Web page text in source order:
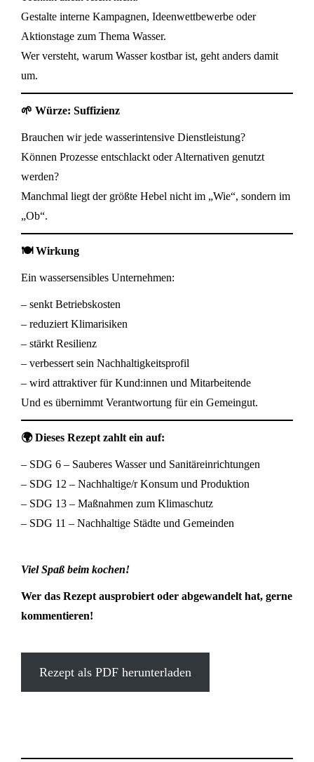
Gestalte interne Kampagnen, Ideenwettbewerbe oder
Aktionstage zum Thema Wasser.
Wer versteht, warum Wasser kostbar ist, geht anders damit
um.
🌱 Würze: Suffizienz
Brauchen wir jede wasserintensive Dienstleistung?
Können Prozesse entschlackt oder Alternativen genutzt
werden?
Manchmal liegt der größte Hebel nicht im „Wie“, sondern im
„Ob“.
🍽️ Wirkung
Ein wassersensibles Unternehmen:
– senkt Betriebskosten
– reduziert Klimarisiken
– stärkt Resilienz
– verbessert sein Nachhaltigkeitsprofil
– wird attraktiver für Kund:innen und Mitarbeitende
Und es übernimmt Verantwortung für ein Gemeingut.
🌍 Dieses Rezept zahlt ein auf:
– SDG 6 – Sauberes Wasser und Sanitäreinrichtungen
– SDG 12 – Nachhaltige/r Konsum und Produktion
– SDG 13 – Maßnahmen zum Klimaschutz
– SDG 11 – Nachhaltige Städte und Gemeinden
Viel Spaß beim kochen!
Wer das Rezept ausprobiert oder abgewandelt hat, gerne
kommentieren!
Rezept als PDF herunterladen